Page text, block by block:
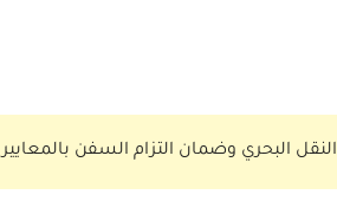
البحري وضمان التزام السفن بالمعايير